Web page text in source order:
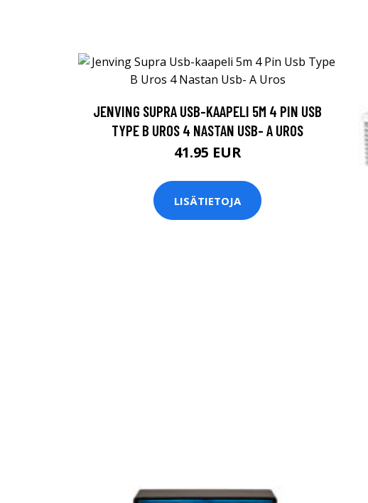
JENVING SUPRA USB-KAAPELI 5M 4 PIN USB
TYPE B UROS 4 NASTAN USB- A UROS
41.95 EUR
LISÄTIETOJA